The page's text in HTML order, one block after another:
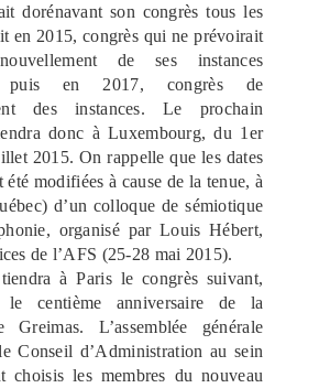
dorénavant son congrès tous les
en 2015, congrès qui ne prévoirait
de ses instances
puis en 2017, congrès de
des instances. Le prochain
donc à Luxembourg, du 1er
2015. On rappelle que les dates
modifiées à cause de la tenue, à
d’un colloque de sémiotique
organisé par Louis Hébert,
de l’AFS (25-28 mai 2015).
à Paris le congrès suivant,
le centième anniversaire de la
Greimas. L’assemblée générale
Conseil d’Administration au sein
choisis les membres du nouveau